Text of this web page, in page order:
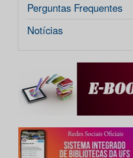
Perguntas Frequentes
Notícias